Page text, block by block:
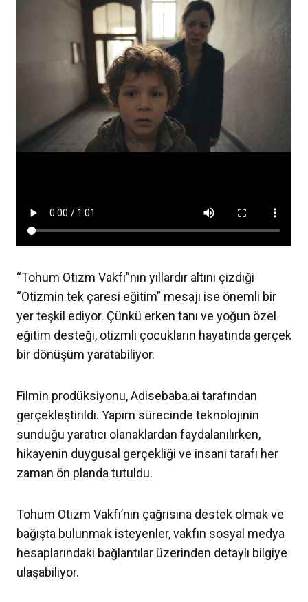
“Tohum Otizm Vakfı”nın yıllardır altını çizdiği
“Otizmin tek çaresi eğitim” mesajı ise önemli bir
yer teşkil ediyor. Çünkü erken tanı ve yoğun özel
eğitim desteği, otizmli çocukların hayatında gerçek
bir dönüşüm yaratabiliyor.
Filmin prodüksiyonu, Adisebaba.ai tarafından
gerçekleştirildi. Yapım sürecinde teknolojinin
sunduğu yaratıcı olanaklardan faydalanılırken,
hikayenin duygusal gerçekliği ve insani tarafı her
zaman ön planda tutuldu.
Tohum Otizm Vakfı’nın çağrısına destek olmak ve
bağışta bulunmak isteyenler, vakfın sosyal medya
hesaplarındaki bağlantılar üzerinden detaylı bilgiye
ulaşabiliyor.